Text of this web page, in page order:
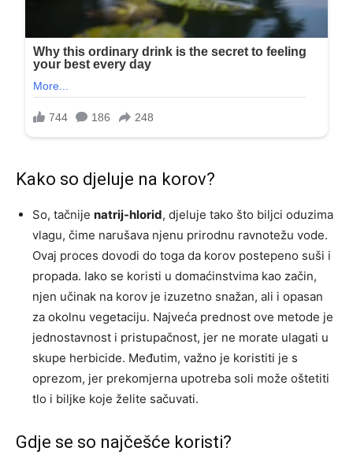
Kako so djeluje na korov?
So, tačnije natrij-hlorid, djeluje tako što biljci oduzima
vlagu, čime narušava njenu prirodnu ravnotežu vode.
Ovaj proces dovodi do toga da korov postepeno suši i
propada. Iako se koristi u domaćinstvima kao začin,
njen učinak na korov je izuzetno snažan, ali i opasan
za okolnu vegetaciju. Najveća prednost ove metode je
jednostavnost i pristupačnost, jer ne morate ulagati u
skupe herbicide. Međutim, važno je koristiti je s
oprezom, jer prekomjerna upotreba soli može oštetiti
tlo i biljke koje želite sačuvati.
Gdje se so najčešće koristi?